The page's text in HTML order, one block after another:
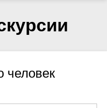
человек